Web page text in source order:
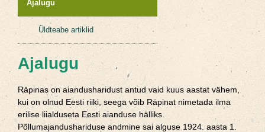
Ajalugu
Üldteabe artiklid
Ajalugu
Räpinas on aiandusharidust antud vaid kuus aastat vähem,
kui on olnud Eesti riiki, seega võib Räpinat nimetada ilma
erilise liialduseta Eesti aianduse hälliks.
Põllumajandushariduse andmine sai alguse 1924. aasta 1.